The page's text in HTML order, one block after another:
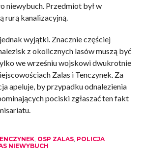
niewybuch. Przedmiot był w
rurą kanalizacyjną.
wyjątki. Znacznie częściej
z okolicznych lasów muszą być
we wrześniu wojskowi dwukrotnie
Zalas i Tenczynek. Za
apeluje, by przypadku odnalezienia
pociski zgłaszać ten fakt
, OSP ZALAS, POLICJA
NIEWYBUCH